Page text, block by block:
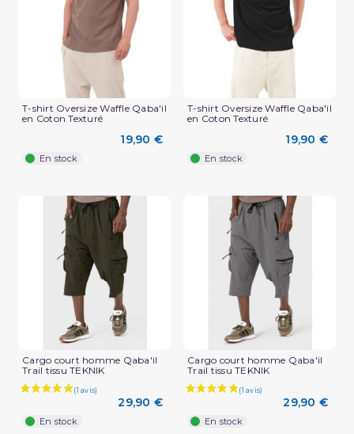
(3 avis)
T-shirt Oversize Waffle Qaba'il
en Coton Texturé
19,90 €
En stock
T-shirt Oversize Waffle Qaba'il
en Coton Texturé
19,90 €
En stock
Cargo court homme Qaba'il
Trail tissu TEKNIK
29,90 €
En stock
Cargo court homme Qaba'il
Trail tissu TEKNIK
29,90 €
En stock